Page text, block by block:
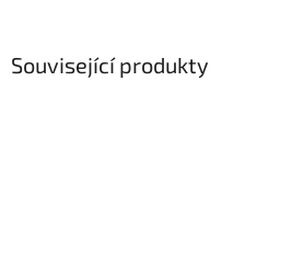
Související produkty